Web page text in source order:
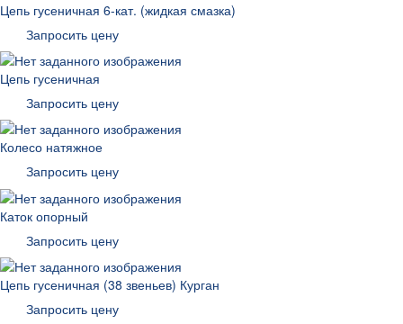
Цепь гусеничная 6-кат. (жидкая смазка)
Запросить цену
Цепь гусеничная
Запросить цену
Колесо натяжное
Запросить цену
Каток опорный
Запросить цену
Цепь гусеничная (38 звеньев) Курган
Запросить цену